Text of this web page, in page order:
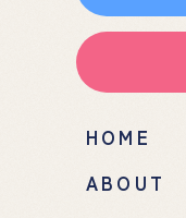
HOME
ABOUT